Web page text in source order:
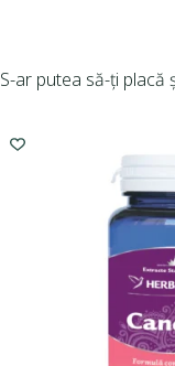
S-ar putea să-ți placă